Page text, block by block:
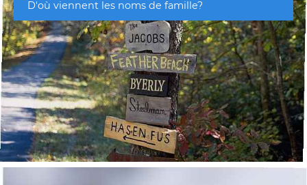
D'où viennent les noms de famille?